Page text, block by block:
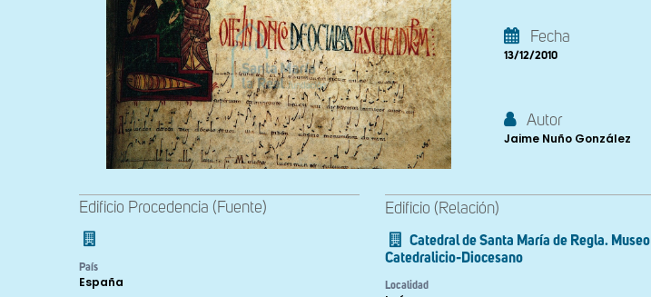
Fecha
13/12/2010
Autor
Jaime Nuño González
Edificio Procedencia (Fuente)
País
España
Edificio (Relación)
Catedral de Santa María de Regla. Museo
Catedralicio-Diocesano
Localidad